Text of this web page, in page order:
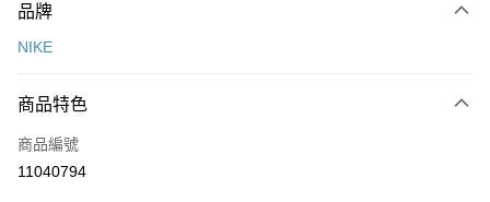
台灣樂天信用卡公司
【關於「AFTEE先享後付」】
便利好安心！
３．安心：先確認商品／服務後，再付款。
【「AFTEE先享後付」結帳流程】
１．於結帳方式選擇「AFTEE先享後付」後，將跳轉至「AFTEE先享後付」
運送方式
每筆NT$100，滿NT$1,500(含以上)免運費
宅配
每筆NT$100，滿NT$1,500(含以上)免運費
品牌
NIKE
商品特色
商品編號
11040794